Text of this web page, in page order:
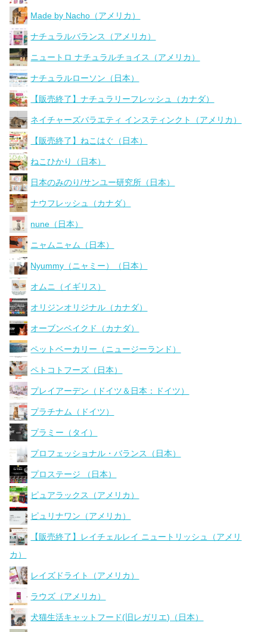
Made by Nacho（アメリカ）
ナチュラルバランス（アメリカ）
ニュートロ ナチュラルチョイス（アメリカ）
ナチュラルローソン（日本）
【販売終了】ナチュラリーフレッシュ（カナダ）
ネイチャーズバラエティ インスティンクト（アメリカ）
【販売終了】ねこはぐ（日本）
ねこひかり（日本）
日本のみのり/サンユー研究所（日本）
ナウフレッシュ（カナダ）
nune（日本）
ニャムニャム（日本）
Nyummy（ニャミー）（日本）
オムニ（イギリス）
オリジンオリジナル（カナダ）
オーブンベイクド（カナダ）
ペットベーカリー（ニュージーランド）
ペトコトフーズ（日本）
プレイアーデン（ドイツ＆日本：ドイツ）
プラチナム（ドイツ）
プラミー（タイ）
プロフェッショナル・バランス（日本）
プロステージ （日本）
ピュアラックス（アメリカ）
ピュリナワン（アメリカ）
【販売終了】レイチェルレイ ニュートリッシュ（アメリ
カ）
レイズドライト（アメリカ）
ラウズ（アメリカ）
犬猫生活キャットフード(旧レガリエ)（日本）